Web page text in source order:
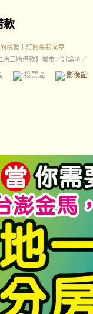
款
最愛
訂閱最新文章
胎三胎借款】城市／討論區／
投票區 影像館